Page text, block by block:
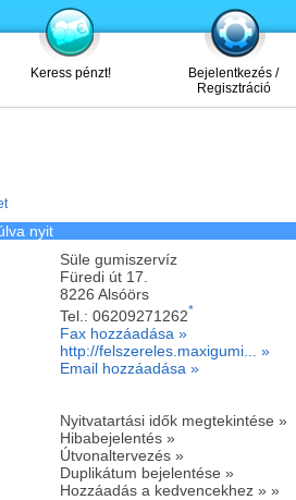
Keress pénzt!
Bejelentkezés /
Regisztráció
nyit
Süle gumiszervíz
Füredi út 17.
8226 Alsóörs
Tel.: 06209271262*
Fax hozzáadása »
http://felszereles.maxigumi... »
Email hozzáadása »
Nyitvatartási idők megtekintése »
Hibabejelentés »
Útvonaltervezés »
Duplikátum bejelentése »
Hozzáadás a kedvencekhez » »